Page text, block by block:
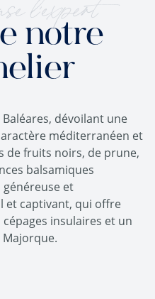
l'expert
notre
dévoilant une
méditerranéen et
de fruits noirs, de prune,
balsamiques
et
et captivant, qui offre
insulaires et un